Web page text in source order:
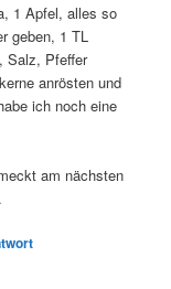
1 Apfel, alles so
geben, 1 TL
Salz, Pfeffer
anrösten und
ich noch eine
am nächsten